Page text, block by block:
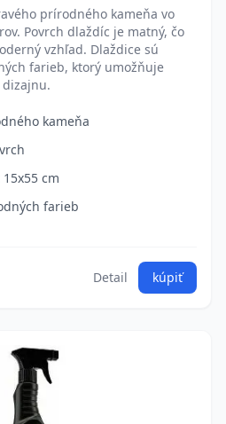
prírodného kameňa vo
Povrch dlaždíc je matný, čo
vzhľad. Dlaždice sú
farieb, ktorý umožňuje
kameňa
cm
farieb
Detail kúpiť